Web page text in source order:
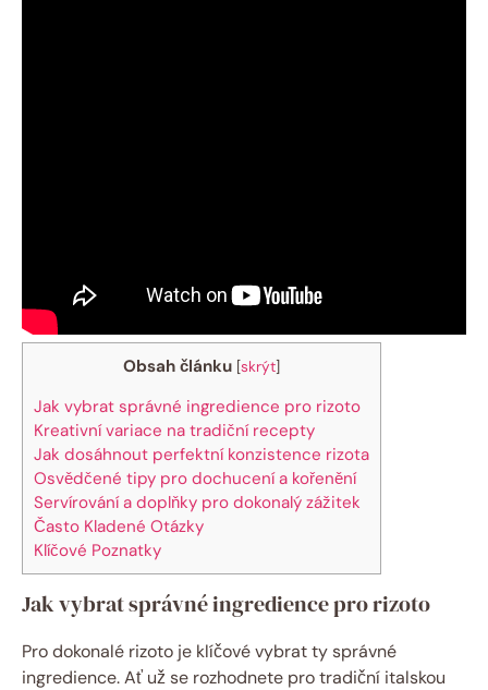
Obsah článku [skrýt]
Jak vybrat správné ingredience pro rizoto
Kreativní variace na tradiční recepty
Jak dosáhnout perfektní konzistence rizota
Osvědčené tipy pro dochucení a kořenění
Servírování a doplňky pro dokonalý zážitek
Často Kladené Otázky
Klíčové Poznatky
Jak vybrat správné ingredience pro rizoto
Pro dokonalé rizoto je klíčové vybrat ty správné
ingredience. Ať už se rozhodnete pro tradiční italskou